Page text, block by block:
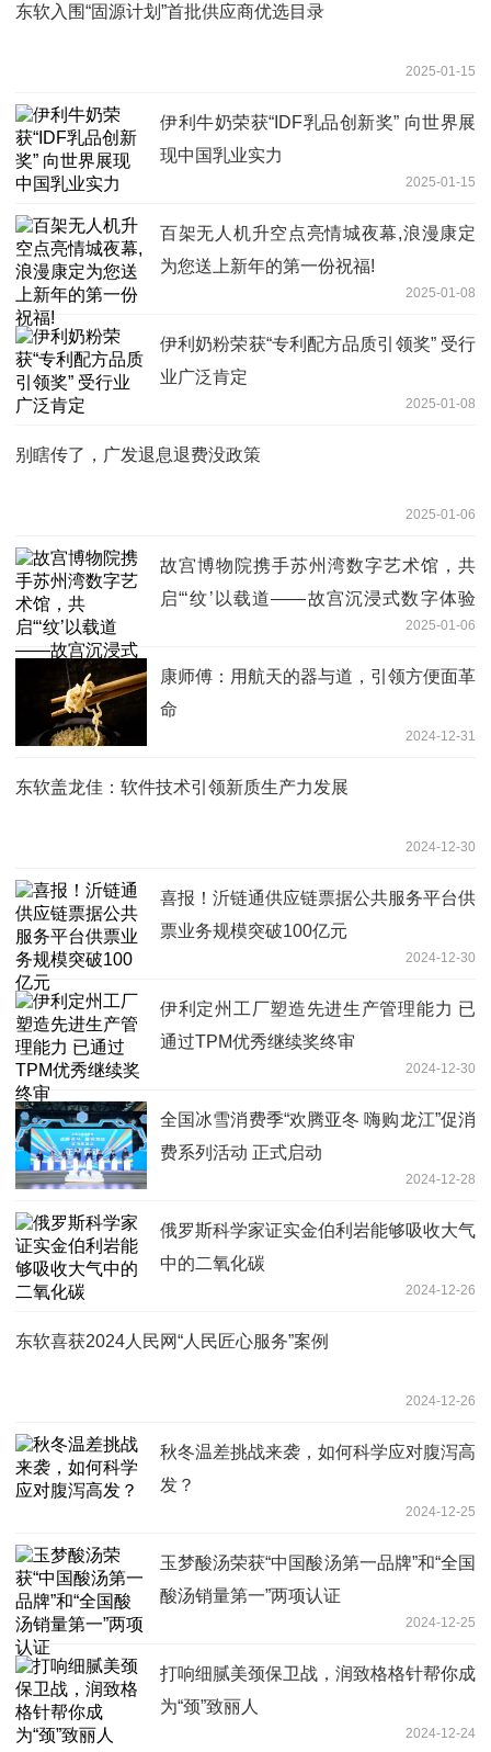
东软入围“固源计划”首批供应商优选目录
2025-01-15
伊利牛奶荣获“IDF乳品创新奖” 向世界展
现中国乳业实力
2025-01-15
百架无人机升空点亮情城夜幕,浪漫康定
为您送上新年的第一份祝福!
2025-01-08
伊利奶粉荣获“专利配方品质引领奖” 受行
业广泛肯定
2025-01-08
别瞎传了，广发退息退费没政策
2025-01-06
故宫博物院携手苏州湾数字艺术馆，共
启“‘纹’以载道——故宫沉浸式数字体验
2025-01-06
康师傅：用航天的器与道，引领方便面革
命
2024-12-31
东软盖龙佳：软件技术引领新质生产力发展
2024-12-30
喜报！沂链通供应链票据公共服务平台供
票业务规模突破100亿元
2024-12-30
伊利定州工厂塑造先进生产管理能力 已
通过TPM优秀继续奖终审
2024-12-30
全国冰雪消费季“欢腾亚冬 嗨购龙江”促消
费系列活动 正式启动
2024-12-28
俄罗斯科学家证实金伯利岩能够吸收大气
中的二氧化碳
2024-12-26
东软喜获2024人民网“人民匠心服务”案例
2024-12-26
秋冬温差挑战来袭，如何科学应对腹泻高
发？
2024-12-25
玉梦酸汤荣获“中国酸汤第一品牌”和“全国
酸汤销量第一”两项认证
2024-12-25
打响细腻美颈保卫战，润致格格针帮你成
为“颈”致丽人
2024-12-24